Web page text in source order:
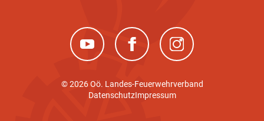
(neues Fenster)(neues Fenster)(neues Fenster)
© 2026 Oö. Landes-Feuerwehrverband
DatenschutzImpressum